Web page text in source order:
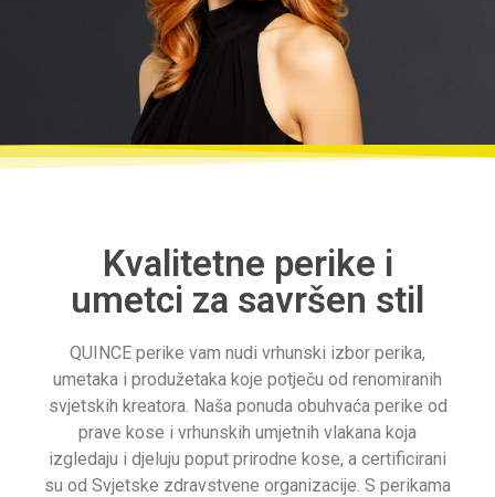
Kvalitetne perike i
umetci za savršen stil
QUINCE perike vam nudi vrhunski izbor perika,
umetaka i produžetaka koje potječu od renomiranih
svjetskih kreatora. Naša ponuda obuhvaća perike od
prave kose i vrhunskih umjetnih vlakana koja
izgledaju i djeluju poput prirodne kose, a certificirani
su od Svjetske zdravstvene organizacije. S perikama